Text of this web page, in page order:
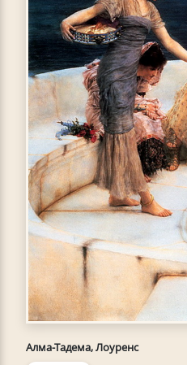
Алма-Тадема, Лоуренс